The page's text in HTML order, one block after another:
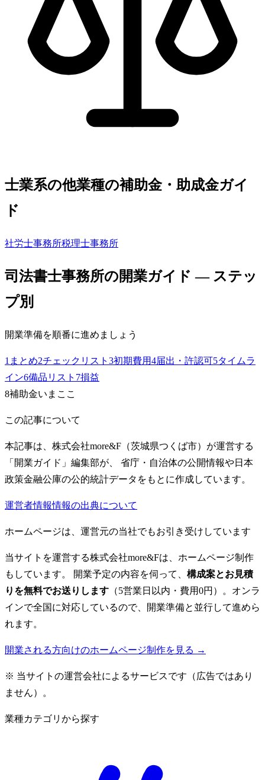
士業系の他業種の補助金・助成金ガイ
ド
社労士事務所税理士事務所
司法書士事務所の開業ガイド — ステッ
プ別
開業準備を順番に進めましょう
1 まとめ2チェックリスト 3初期費用4届出・許認可5タイムラ
イン6備品リスト 7損益
8補助金いまここ
この記事について
本記事は、株式会社more&F（茨城県つくば市）が運営する
「開業ガイド」編集部が、 省庁・自治体の公開情報や日本
政策金融公庫の公的統計データをもとに作成しています。
運営者情報情報の出典について
ホームページは、運営元の当社でもお引き受けしています
当サイトを運営する株式会社more&Fは、ホームページ制作
もしています。 開業予定の内容を伺って、 構成案とお見積
りを無料でお送りします （5営業日以内・費用0円）。オンラ
インで全国に対応しているので、開業準備と並行して進めら
れます。
開業される方向けのホームページ制作を見る →
※ 当サイトの運営会社によるサービスです（広告ではあり
ません）。
業種カテゴリから探す